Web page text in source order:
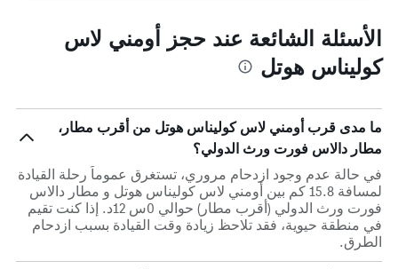
الأسئلة الشائعة عند حجز أومني لاس
كوليناس هوتل
ما مدى قرب أومني لاس كوليناس هوتل من أقرب مطار،
مطار دالاس فورت ورث الدولي؟
في حالة عدم وجود ازدحام مروري، تستغرق عموماً رحلة القيادة
لمسافة 15.8 كم بين أومني لاس كوليناس هوتل و مطار دالاس
فورت ورث الدولي (أقرب مطار) حوالي 0س 12د. إذا كنت تقيم
في منطقة حيوية، فقد تلاحظ زيادة وقت القيادة بسبب ازدحام
الطرق.